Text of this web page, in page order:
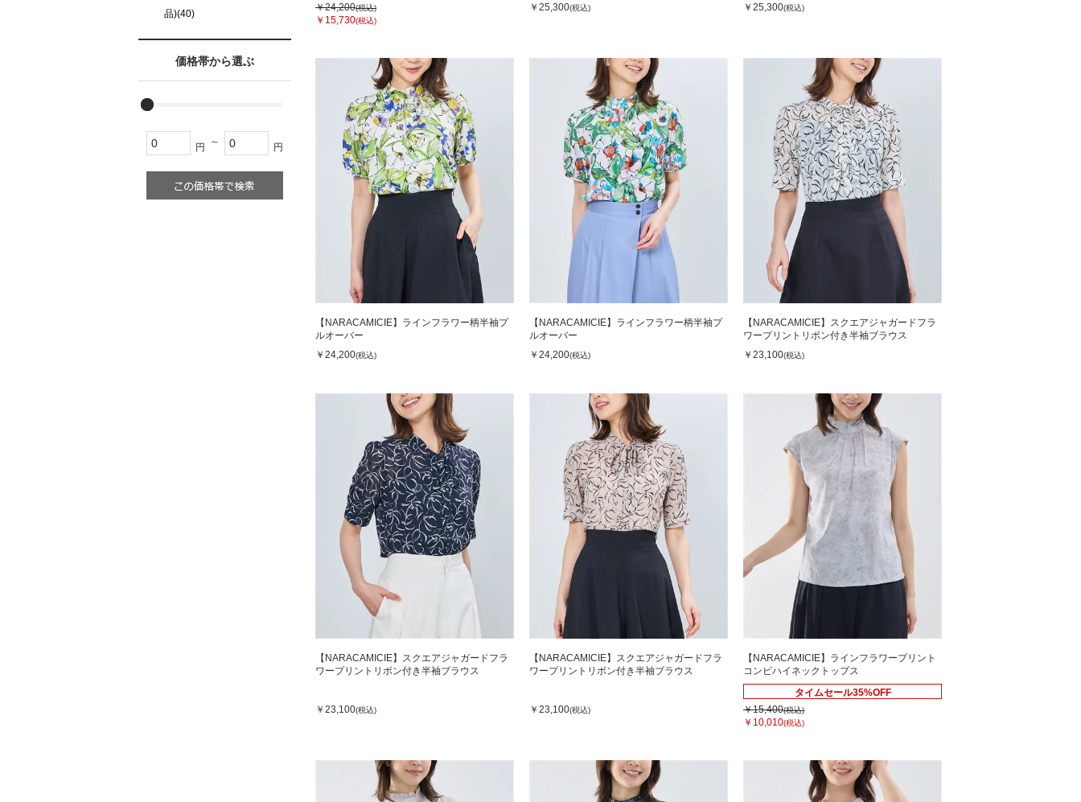
￥24,200(税込)
￥15,730(税込)
￥25,300(税込) ￥25,300(税込)
【NARACAMICIE】ラインフラワー柄半袖プ
ルオーバー
￥24,200(税込)
【NARACAMICIE】ラインフラワー柄半袖プ
ルオーバー
￥24,200(税込)
【NARACAMICIE】スクエアジャガードフラ
ワープリントリボン付き半袖ブラウス
￥23,100(税込)
【NARACAMICIE】スクエアジャガードフラ
ワープリントリボン付き半袖ブラウス
￥23,100(税込)
【NARACAMICIE】スクエアジャガードフラ
ワープリントリボン付き半袖ブラウス
￥23,100(税込)
【NARACAMICIE】ラインフラワープリント
コンビハイネックトップス
タイムセール35%OFF
￥15,400(税込)
￥10,010(税込)
品)(40)
価格帯から選ぶ
円 ～ 円